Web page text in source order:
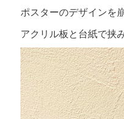
ポスターのデザインを
アクリル板と台紙で挟